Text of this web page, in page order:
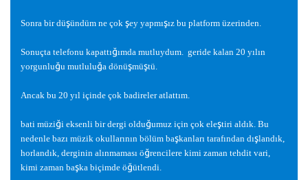
Sonra bir düşündüm ne çok şey yapmışız bu platform üzerinden.
Sonuçta telefonu kapattığımda mutluydum. geride kalan 20 yılın
yorgunluğu mutluluğa dönüşmüştü.
Ancak bu 20 yıl içinde çok badireler atlattım.
bati müziği eksenli bir dergi olduğumuz için çok eleştiri aldık. Bu
nedenle bazı müzik okullarının bölüm başkanları tarafından dışlandık,
horlandık, derginin alınmaması öğrencilere kimi zaman tehdit vari,
kimi zaman başka biçimde öğütlendi.